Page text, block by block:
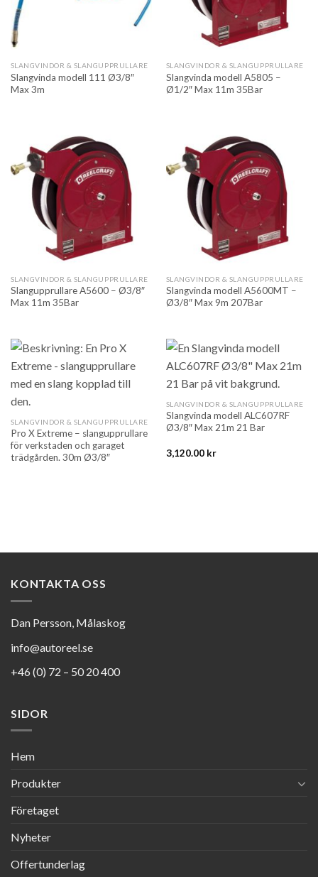
SLANGVINDOR & SLANGUPPRULLARE
Slangvinda modell 111 Ø3/8″
Max 3m
SLANGVINDOR & SLANGUPPRULLARE
Slangvinda modell A5805 –
Ø1/2″ Max 11m 35Bar
SLANGVINDOR & SLANGUPPRULLARE
Slangupprullare A5600 – Ø3/8″
Max 11m 35Bar
SLANGVINDOR & SLANGUPPRULLARE
Slangvinda modell A5600MT –
Ø3/8″ Max 9m 207Bar
SLANGVINDOR & SLANGUPPRULLARE
Pro X Extreme – slangupprullare
för verkstaden och garaget
trädgården. 30m Ø3/8″
SLANGVINDOR & SLANGUPPRULLARE
Slangvinda modell ALC607RF
Ø3/8″ Max 21m 21 Bar
3,120.00 kr
KONTAKTA OSS
Dan Persson, Målaskog
info@autoreel.se
+46 (0) 72 – 50 20 400
SIDOR
Hem
Produkter
Företaget
Nyheter
Offertunderlag